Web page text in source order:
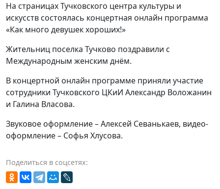
На страницах Тучковского центра культуры и
искусств состоялась концертная онлайн программа
«Как много девушек хороших!»
Жительниц поселка Тучково поздравили с
Международным женским днём.
В концертной онлайн программе приняли участие
сотрудники Тучковского ЦКиИ Александр Воложанин
и Галина Власова.
Звуковое оформление – Алексей Севанькаев, видео-
оформление – Софья Хлусова.
Поделиться в соцсетях: